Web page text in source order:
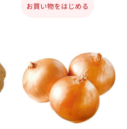
お買い物をはじめる